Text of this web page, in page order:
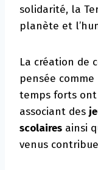
solidarité, la
planète et
La création de
pensée comme
temps forts
associant des
scolaires ainsi
venus